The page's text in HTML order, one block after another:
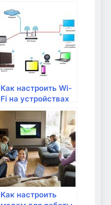
Петербурге —
узаконим уже
сделанную
перепланировку —
Pereplan
Как настроить Wi-
Fi на устройствах
Apple (iPhone, iPad,
MacBook)
Как настроить